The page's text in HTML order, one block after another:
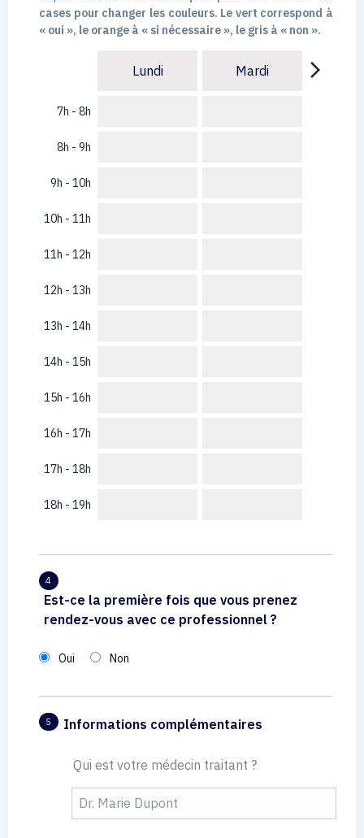
cases pour changer les couleurs. Le vert correspond à
« oui », le orange à « si nécessaire », le gris à « non ».
7h - 8h
8h - 9h
9h - 10h
10h - 11h
11h - 12h
12h - 13h
13h - 14h
14h - 15h
15h - 16h
16h - 17h
17h - 18h
18h - 19h
Lundi Mardi arrow_forward_ios
4
Est-ce la première fois que vous prenez
rendez-vous avec ce professionnel ?
Oui Non
5 Informations complémentaires
Qui est votre médecin traitant ?